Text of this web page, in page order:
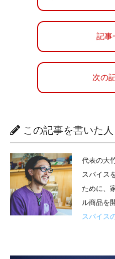
記事
次の
この記事を書いた人
代表の大
スパイス
ために、
ル商品を
スパイス